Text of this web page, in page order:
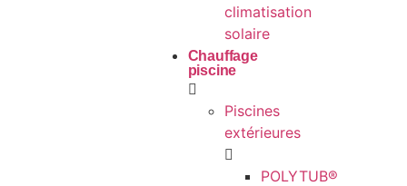
climatisation
solaire
Chauffage
piscine
Piscines
extérieures
POLYTUB®